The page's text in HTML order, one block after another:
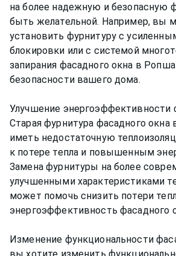
на более надежную и безопасную
быть желательной. Например, вы
установить фурнитуру с
блокировки или с системой
запирания фасадного окна в
безопасности вашего дома.
Улучшение энергоэффективности
Старая фурнитура фасадного
иметь недостаточную
к потере тепла и повышенным
Замена фурнитуры на более
улучшенными характеристиками
может помочь снизить потери
энергоэффективность фасадного
Изменение функциональности